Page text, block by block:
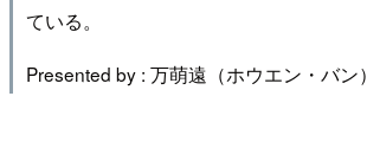
ている。
Presented by : 万萌遠（ホウエン・バン）